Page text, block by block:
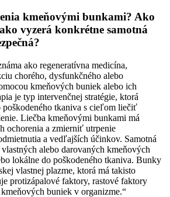
kmeňovými bunkami? Ako
vyzerá konkrétne samotná
ako regeneratívna medicína,
chorého, dysfunkčného alebo
kmeňových buniek alebo ich
je typ intervenčnej stratégie, ktorá
poškodeného tkaniva s cieľom liečiť
Liečba kmeňovými bunkami má
ochorenia a zmierniť utrpenie
a vedľajších účinkov. Samotná
alebo darovaných kmeňových
lokálne do poškodeného tkaniva. Bunky
vlastnej plazme, ktorá má takisto
protizápalové faktory, rastové faktory
buniek v organizme.“